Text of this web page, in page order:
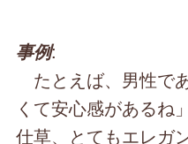
事例:
たとえば、男性で
くて安心感があるね
仕草、とてもエレガ